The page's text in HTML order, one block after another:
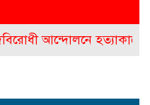
আন্দোলনে হত্যাকাণ্ডের বিচার